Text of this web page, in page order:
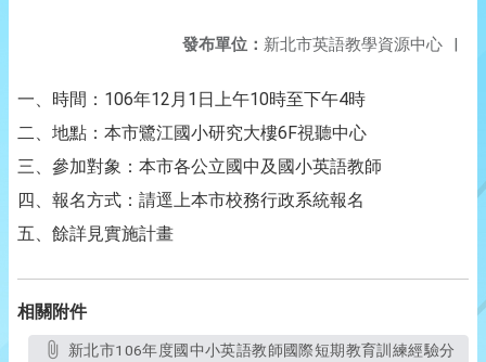
發布單位： 新北市英語教學資源中心 |
一、時間：106年12月1日上午10時至下午4時
二、地點：本市鷺江國小研究大樓6F視聽中心
三、參加對象：本市各公立國中及國小英語教師
四、報名方式：請逕上本市校務行政系統報名
五、餘詳見實施計畫
相關附件